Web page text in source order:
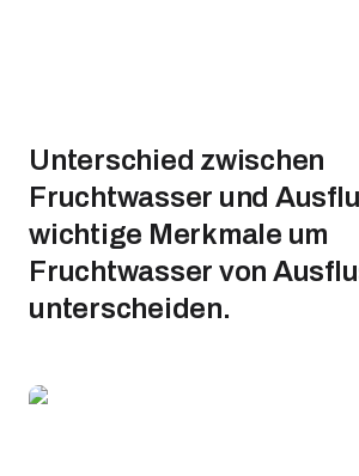
Unterschied zwischen
Fruchtwasser und
wichtige Merkmale um
Fruchtwasser von
unterscheiden.